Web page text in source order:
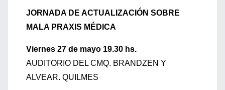
JORNADA DE ACTUALIZACIÓN SOBRE
MALA PRAXIS MÉDICA
Viernes 27 de mayo 19.30 hs.
AUDITORIO DEL CMQ. BRANDZEN Y
ALVEAR. QUILMES